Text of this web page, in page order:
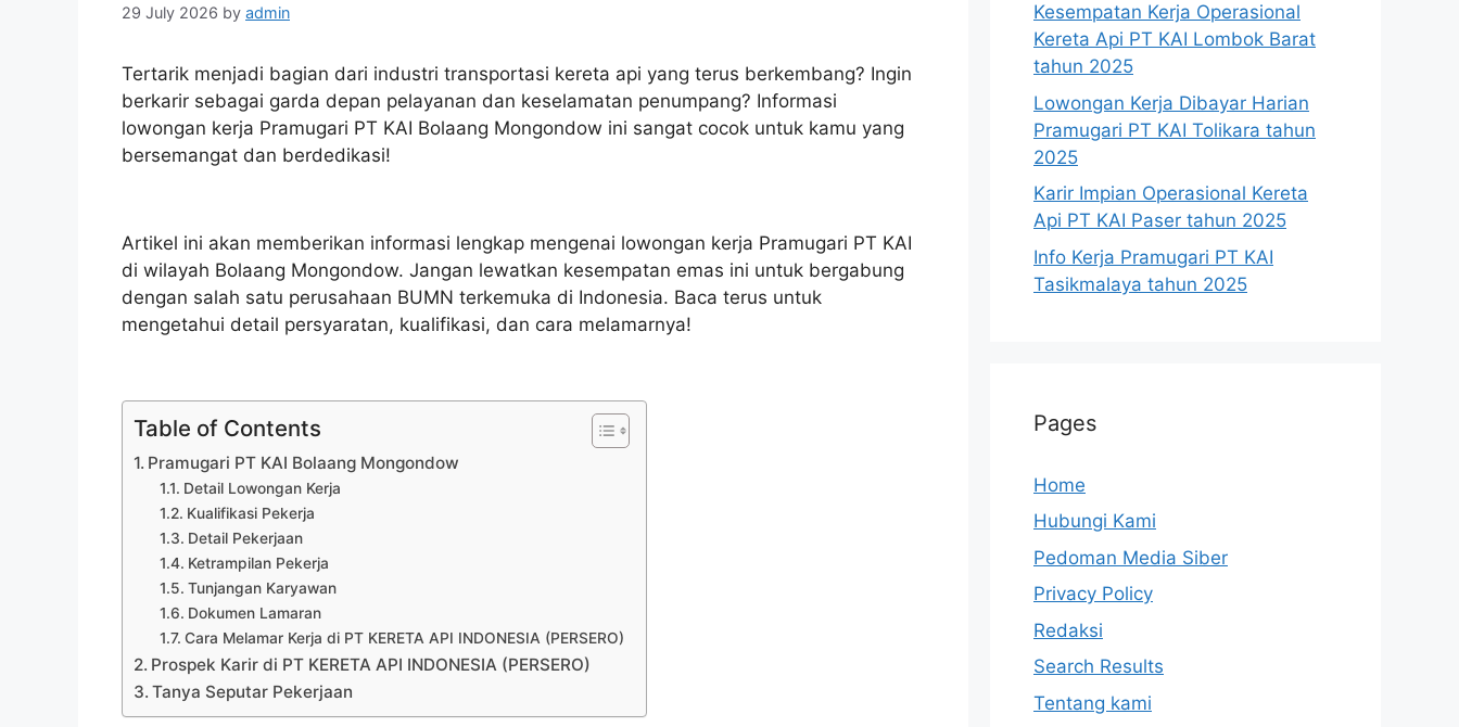
29 July 2026 by admin
Tertarik menjadi bagian dari industri transportasi kereta api yang terus berkembang? Ingin
berkarir sebagai garda depan pelayanan dan keselamatan penumpang? Informasi
lowongan kerja Pramugari PT KAI Bolaang Mongondow ini sangat cocok untuk kamu yang
bersemangat dan berdedikasi!
Artikel ini akan memberikan informasi lengkap mengenai lowongan kerja Pramugari PT KAI
di wilayah Bolaang Mongondow. Jangan lewatkan kesempatan emas ini untuk bergabung
dengan salah satu perusahaan BUMN terkemuka di Indonesia. Baca terus untuk
mengetahui detail persyaratan, kualifikasi, dan cara melamarnya!
Table of Contents
Pramugari PT KAI Bolaang Mongondow
Detail Lowongan Kerja
Kualifikasi Pekerja
Detail Pekerjaan
Ketrampilan Pekerja
Tunjangan Karyawan
Dokumen Lamaran
Cara Melamar Kerja di PT KERETA API INDONESIA (PERSERO)
Prospek Karir di PT KERETA API INDONESIA (PERSERO)
Tanya Seputar Pekerjaan
Kesempatan Kerja Operasional
Kereta Api PT KAI Lombok Barat
tahun 2025
Lowongan Kerja Dibayar Harian
Pramugari PT KAI Tolikara tahun
2025
Karir Impian Operasional Kereta
Api PT KAI Paser tahun 2025
Info Kerja Pramugari PT KAI
Tasikmalaya tahun 2025
Pages
Home
Hubungi Kami
Pedoman Media Siber
Privacy Policy
Redaksi
Search Results
Tentang kami